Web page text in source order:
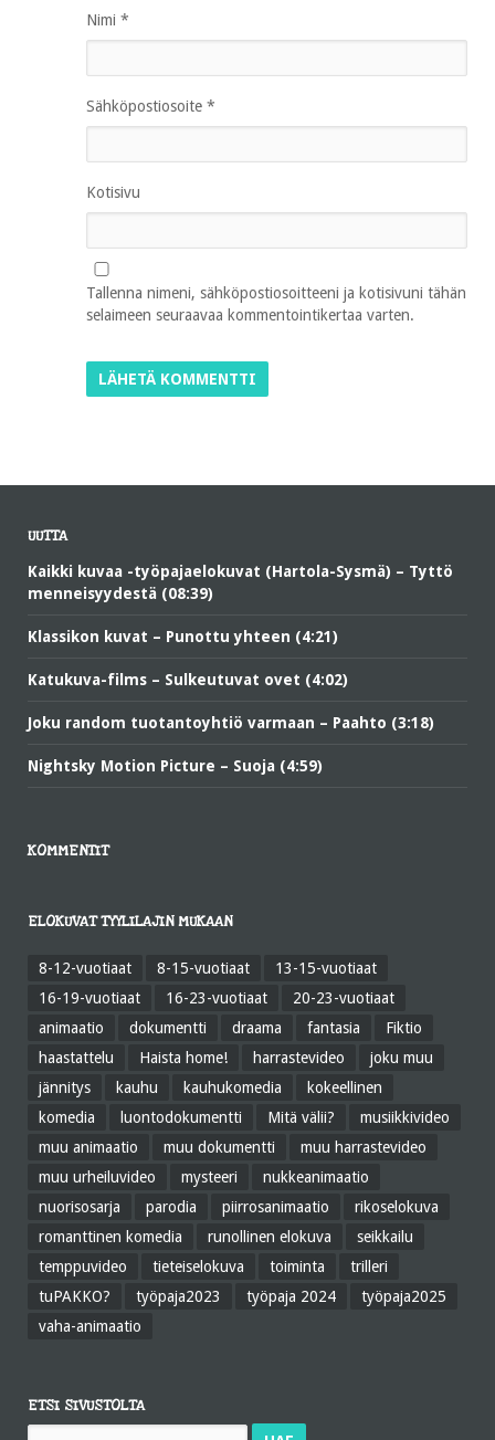
Nimi *
Sähköpostiosoite *
Kotisivu
Tallenna nimeni, sähköpostiosoitteeni ja kotisivuni tähän
selaimeen seuraavaa kommentointikertaa varten.
UUTTA
Kaikki kuvaa -työpajaelokuvat (Hartola-Sysmä) – Tyttö
menneisyydestä (08:39)
Klassikon kuvat – Punottu yhteen (4:21)
Katukuva-films – Sulkeutuvat ovet (4:02)
Joku random tuotantoyhtiö varmaan – Paahto (3:18)
Nightsky Motion Picture – Suoja (4:59)
KOMMENTIT
ELOKUVAT TYYLILAJIN MUKAAN
8-12-vuotiaat 8-15-vuotiaat
13-15-vuotiaat
16-19-vuotiaat
16-23-vuotiaat
20-23-vuotiaat
animaatio
dokumentti draama fantasia
Fiktio
haastattelu
Haista home! harrastevideo
joku muu
jännitys
kauhu kauhukomedia
kokeellinen
komedia
luontodokumentti Mitä välii?
musiikkivideo
muu animaatio
muu dokumentti
muu harrastevideo
muu urheiluvideo
mysteeri
nukkeanimaatio
nuorisosarja
parodia piirrosanimaatio
rikoselokuva
romanttinen komedia
runollinen elokuva
seikkailu
temppuvideo
tieteiselokuva toiminta
trilleri
tuPAKKO?
työpaja2023 työpaja 2024
työpaja2025
vaha-animaatio
ETSI SIVUSTOLTA